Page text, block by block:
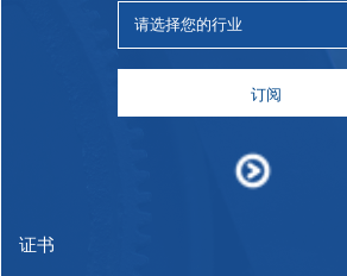
订阅
证书